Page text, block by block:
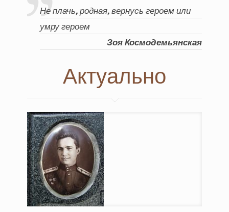
Не плачь, родная, вернусь героем или
умру героем
Зоя Космодемьянская
Актуально